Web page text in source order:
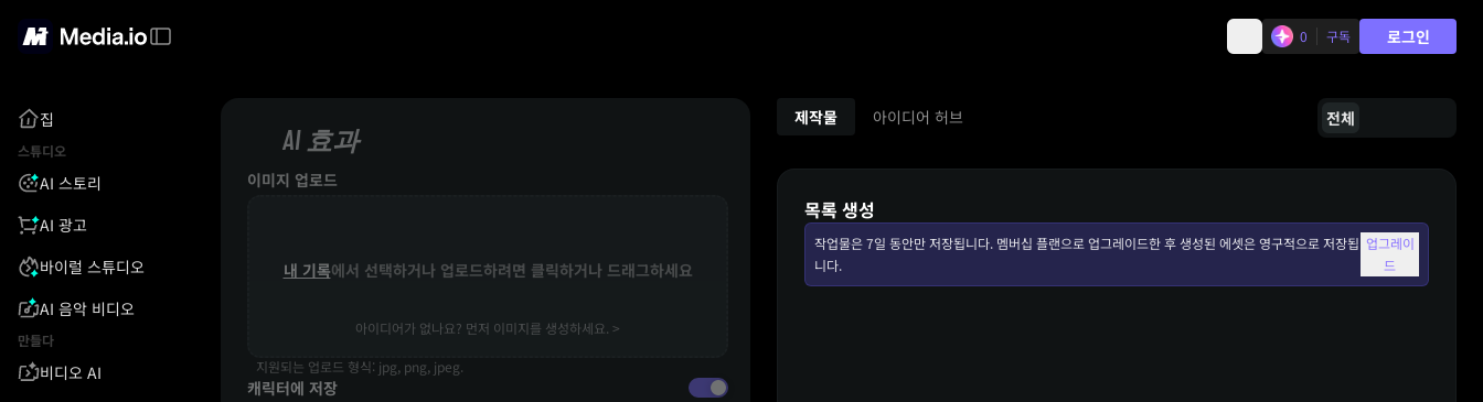
0 구독 로그인
집
스튜디오
AI 스토리
AI 광고
바이럴 스튜디오
AI 음악 비디오
만들다
비디오 AI
AI 효과
이미지 업로드
내 기록에서 선택하거나 업로드하려면 클릭하거나 드래그하세요
아이디어가 없나요? 먼저 이미지를 생성하세요. >
지원되는 업로드 형식: jpg, png, jpeg.
캐릭터에 저장
제작물 아이디어 허브 전체
목록 생성
작업물은 7일 동안만 저장됩니다. 멤버십 플랜으로 업그레이드한 후 생성된 에셋은 영구적으로 저장됩
니다.
업그레이
드